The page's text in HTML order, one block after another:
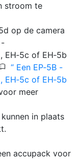
stroom te
op de camera
-
EH‑5c of EH‑5b
Een EP‑5B -
EH‑5c of EH‑5b
meer
in plaats
accupack voor